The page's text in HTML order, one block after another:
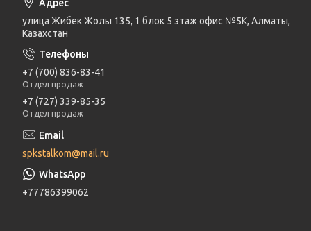
улица Жибек Жолы 135, 1 блок 5 этаж офис №5К, Алматы,
Казахстан
+7 (700) 836-83-41
Отдел продаж
+7 (727) 339-85-35
Отдел продаж
spkstalkom@mail.ru
+77786399062